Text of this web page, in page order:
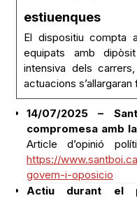
estiuenques
El dispositiu compta
equipats amb
intensiva dels
actuacions
14/07/2025 –
compromesa amb
Article d’opinió
https://
govern-i-oposicio
Actiu durant el